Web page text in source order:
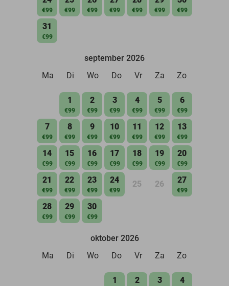
€99 €99 €99 €99 €99 €99 €99
31
€99
september 2026
Ma
Di Wo Do Vr Za Zo
1
€99
2
€99
3
€99
4
€99
5
€99
6
€99
7
€99
8
€99
9
€99
10
€99
11
€99
12
€99
13
€99
14
€99
15
€99
16
€99
17
€99
18
€99
19
€99
20
€99
21
€99
22
€99
23
€99
24
€99
25 26 27
€99
28
€99
29
€99
30
€99
oktober 2026
Ma
Di Wo Do Vr Za Zo
1 2 3 4